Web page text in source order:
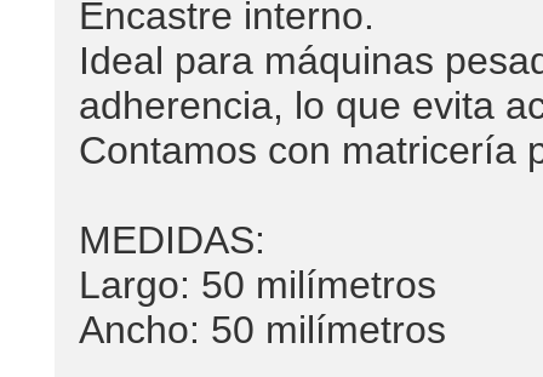
Encastre interno.
Ideal para máquinas
adherencia, lo que evita
Contamos con matricería
MEDIDAS:
Largo: 50 milímetros
Ancho: 50 milímetros